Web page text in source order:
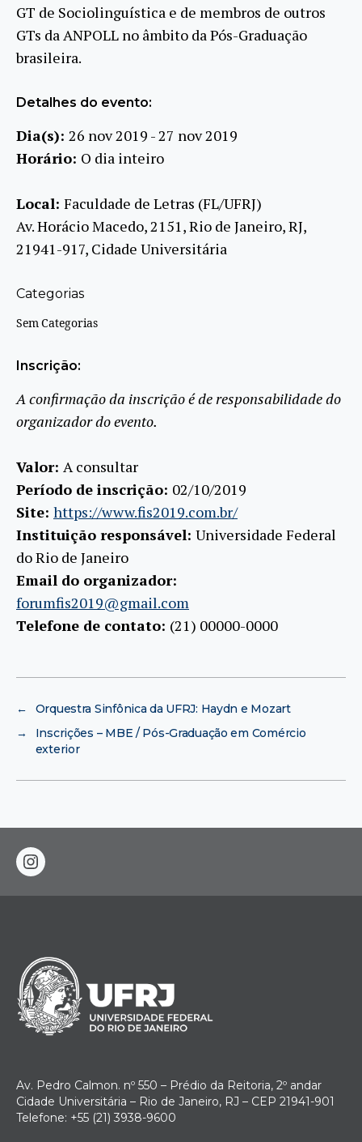
GT de Sociolinguística e de membros de outros
GTs da ANPOLL no âmbito da Pós-Graduação
brasileira.
Detalhes do evento:
Dia(s): 26 nov 2019 - 27 nov 2019
Horário: O dia inteiro
Local: Faculdade de Letras (FL/UFRJ)
Av. Horácio Macedo, 2151, Rio de Janeiro, RJ,
21941-917, Cidade Universitária
Categorias
Sem Categorias
Inscrição:
A confirmação da inscrição é de responsabilidade do
organizador do evento.
Valor: A consultar
Período de inscrição: 02/10/2019
Site: https://www.fis2019.com.br/
Instituição responsável: Universidade Federal
do Rio de Janeiro
Email do organizador:
forumfis2019@gmail.com
Telefone de contato: (21) 00000-0000
←
Orquestra Sinfônica da UFRJ: Haydn e Mozart
→
Inscrições – MBE / Pós-Graduação em Comércio
exterior
instagram
Av. Pedro Calmon. nº 550 – Prédio da Reitoria, 2º andar
Cidade Universitária – Rio de Janeiro, RJ – CEP 21941-901
Telefone: +55 (21) 3938-9600